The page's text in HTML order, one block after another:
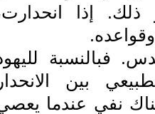
ذلك. إذا
فبالنسبة
بين الانحدار
نفي عندما